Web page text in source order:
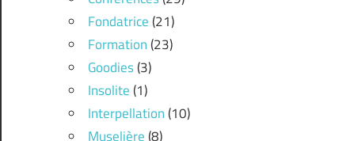
Fondatrice(21)
Formation(23)
Goodies(3)
Insolite(1)
Interpellation(10)
Muselière(8)